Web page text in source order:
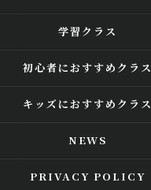
学習クラス
初心者におすすめクラス
キッズにおすすめクラス
NEWS
PRIVACY POLICY